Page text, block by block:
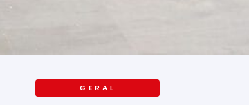
GERAL